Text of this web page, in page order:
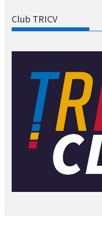
Club TRICV